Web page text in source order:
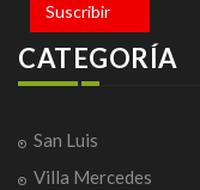
Suscribir
CATEGORÍA
San Luis
Villa Mercedes